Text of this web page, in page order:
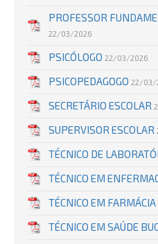
PROFESSOR
22/03/2026
PSICÓLOGO 22/03/2026
PSICOPEDAGOGO 22/03/
SECRETÁRIO ESCOLAR
SUPERVISOR ESCOLAR
TÉCNICO DE
TÉCNICO EM
TÉCNICO EM FARMÁCIA
TÉCNICO EM SAÚDE